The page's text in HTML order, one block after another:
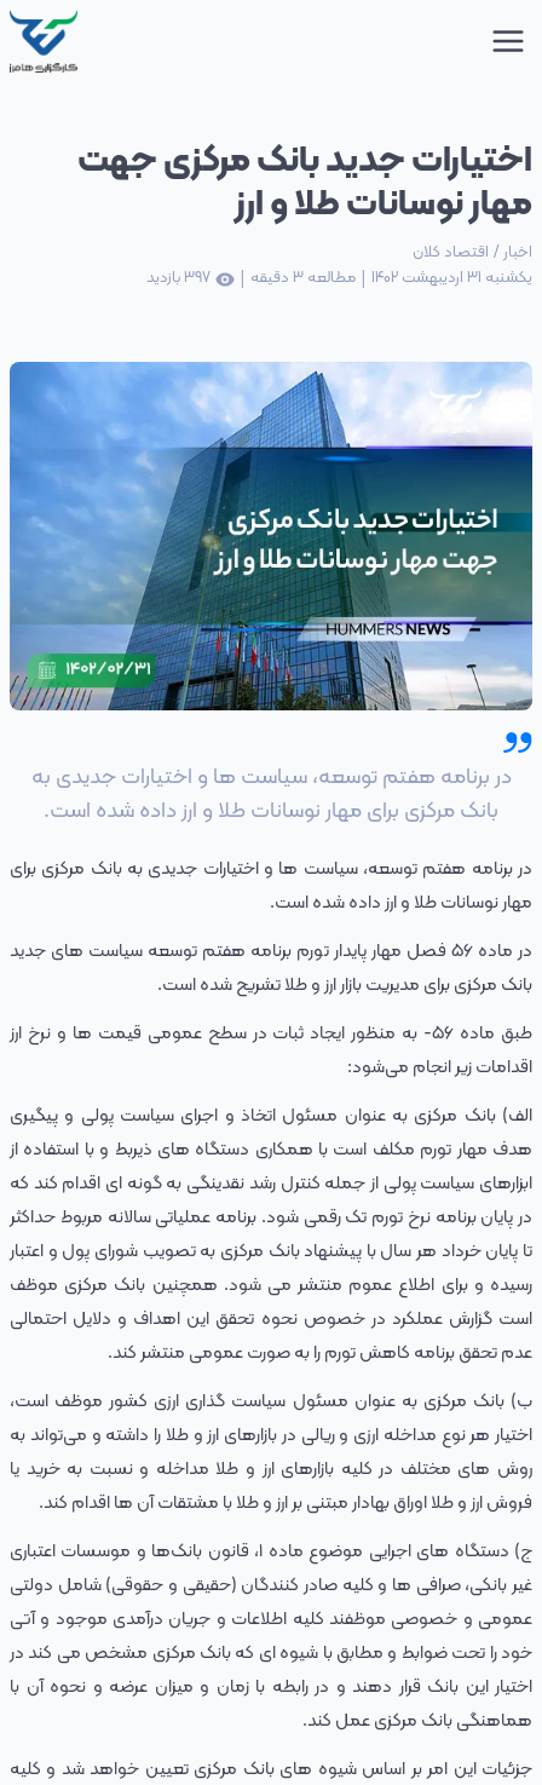
اختیارات جدید بانک مرکزی جهت
مهار نوسانات طلا و ارز
اخبار / اقتصاد کلان
یکشنبه 31 اردیبهشت 1402
| مطالعه 3 دقیقه |
397بازدید
در برنامه هفتم توسعه، سیاست‌ ها و اختیارات جدیدی به
بانک مرکزی برای مهار نوسانات طلا و ارز داده شده است.
در برنامه هفتم توسعه، سیاست‌ ها و اختیارات جدیدی به بانک مرکزی برای
مهار نوسانات طلا و ارز داده شده است.
در ماده ۵۶ فصل مهار پایدار تورم برنامه هفتم توسعه سیاست‌ های جدید
بانک مرکزی برای مدیریت بازار ارز و طلا تشریح شده است.
طبق ماده ۵۶‌- به منظور ایجاد ثبات در سطح عمومی قیمت‌ ها و نرخ ارز
اقدامات زیر انجام‌ می‌شود:
الف) بانک مرکزی به عنوان مسئول اتخاذ و اجرای سیاست پولی و پیگیری
هدف مهار تورم مکلف است با همکاری دستگاه‌ های ذیربط و با استفاده از
ابزارهای سیاست پولی از جمله کنترل رشد نقدینگی به گونه‌ ای اقدام کند که
در پایان برنامه نرخ تورم تک رقمی شود. برنامه عملیاتی سالانه مربوط حداکثر
تا پایان خرداد هر سال با پیشنهاد بانک مرکزی به تصویب شورای پول و اعتبار
رسیده و برای اطلاع عموم منتشر می‌ شود. همچنین بانک مرکزی موظف
است گزارش عملکرد در خصوص نحوه تحقق این اهداف و دلایل احتمالی
عدم تحقق برنامه کاهش تورم را به صورت عمومی منتشر کند.
ب) بانک مرکزی به عنوان مسئول سیاست گذاری ارزی کشور موظف است،
اختیار هر نوع مداخله ارزی و ریالی در بازارهای ارز و طلا را داشته و می‌تواند به
روش‌ های مختلف در کلیه بازارهای ارز و طلا مداخله و نسبت به خرید یا
فروش ارز و طلا اوراق بهادار مبتنی بر ارز و طلا با مشتقات آن‌ ها اقدام کند.
ج) دستگاه‌ های اجرایی موضوع ماده ۱، قانون بانک‌ها و موسسات اعتباری
غیر بانکی، صرافی‌ ها و کلیه صادر کنندگان (حقیقی و حقوقی) شامل دولتی
عمومی و خصوصی موظفند کلیه اطلاعات و جریان درآمدی موجود و آتی
خود را تحت ضوابط و مطابق با شیوه‌ ای که بانک مرکزی مشخص‌ می‌ کند در
اختیار این بانک قرار دهند و در رابطه با زمان و میزان عرضه و نحوه آن با
هماهنگی بانک مرکزی عمل کند.
جزئیات این امر بر اساس شیوه‌ های بانک مرکزی تعیین خواهد شد و کلیه